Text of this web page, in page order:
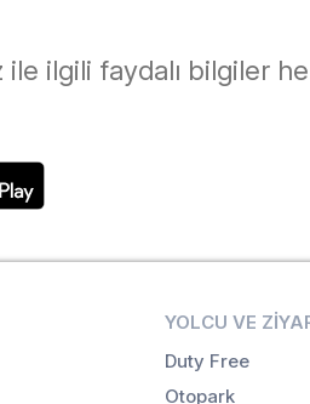
ile ilgili faydalı bilgiler
YOLCU VE
Duty Free
Otopark